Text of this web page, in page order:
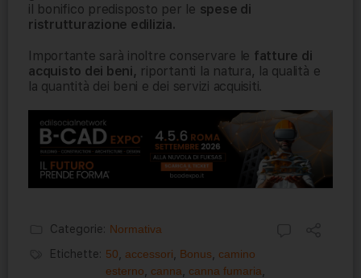
il bonifico predisposto per le spese di
ristrutturazione edilizia.
Importante sarà inoltre conservare le fatture di
acquisto dei beni, riportanti la natura, la qualità e
la quantità dei beni e dei servizi acquisiti.
Categorie: Normativa
Etichette: 50, accessori, Bonus, camino
esterno, canna, canna fumaria,